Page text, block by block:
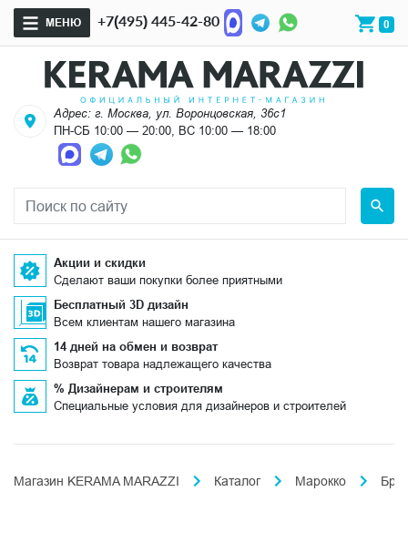
МЕНЮ +7(495) 445-42-80 0
Адрес: г. Москва, ул. Воронцовская, 36с1
ПН-СБ 10:00 — 20:00, ВС 10:00 — 18:00
Акции и скидки
Сделают ваши покупки более приятными
Бесплатный 3D дизайн
Всем клиентам нашего магазина
14 дней на обмен и возврат
Возврат товара надлежащего качества
% Дизайнерам и строителям
Специальные условия для дизайнеров и строителей
Магазин KERAMA MARAZZI Каталог Марокко